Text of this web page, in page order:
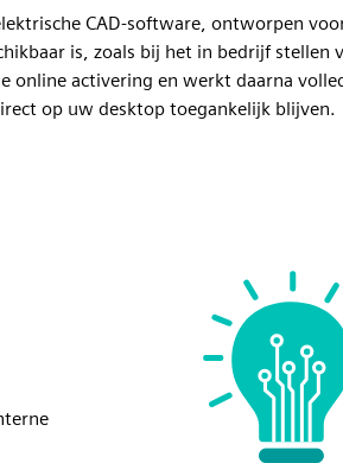
CAD-software, ontworpen
is, zoals bij het in bedrijf stellen
online activering en werkt daarna
op uw desktop toegankelijk blijven.